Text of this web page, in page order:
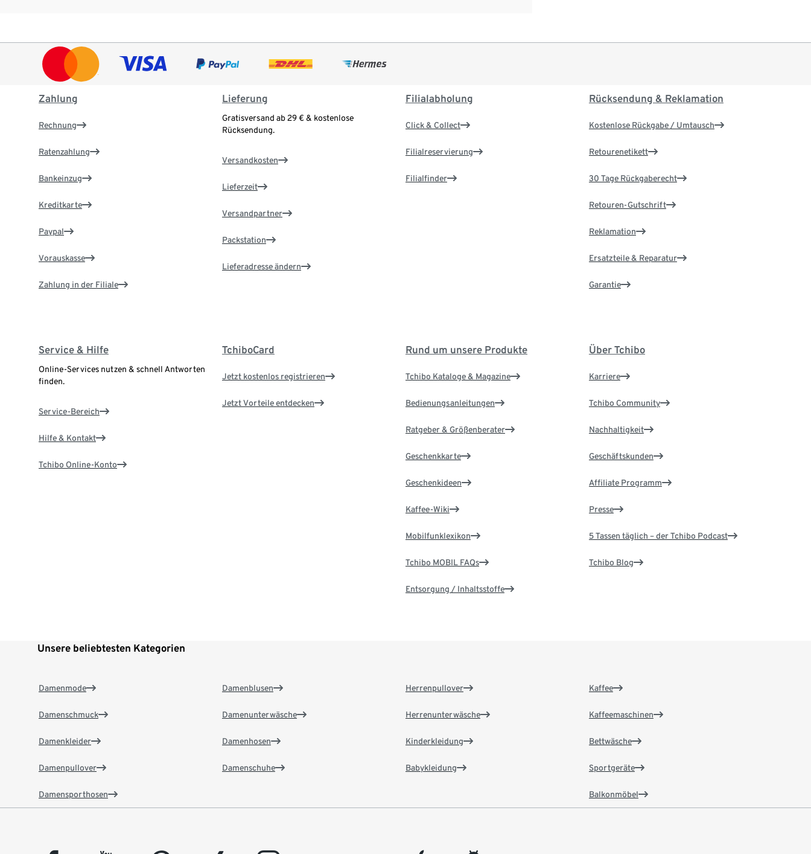
Zahlung
Rechnung
Ratenzahlung
Bankeinzug
Kreditkarte
Paypal
Vorauskasse
Zahlung in der Filiale
Lieferung
Gratisversand ab 29 € & kostenlose
Rücksendung.
Versandkosten
Lieferzeit
Versandpartner
Packstation
Lieferadresse ändern
Filialabholung
Click & Collect
Filialreservierung
Filialfinder
Rücksendung & Reklamation
Kostenlose Rückgabe / Umtausch
Retourenetikett
30 Tage Rückgaberecht
Retouren-Gutschrift
Reklamation
Ersatzteile & Reparatur
Garantie
Service & Hilfe
Online-Services nutzen & schnell Antworten
finden.
Service-Bereich
Hilfe & Kontakt
Tchibo Online-Konto
TchiboCard
Jetzt kostenlos registrieren
Jetzt Vorteile entdecken
Rund um unsere Produkte
Tchibo Kataloge & Magazine
Bedienungsanleitungen
Ratgeber & Größenberater
Geschenkkarte
Geschenkideen
Kaffee-Wiki
Mobilfunklexikon
Tchibo MOBIL FAQs
Entsorgung / Inhaltsstoffe
Über Tchibo
Karriere
Tchibo Community
Nachhaltigkeit
Geschäftskunden
Affiliate Programm
Presse
5 Tassen täglich – der Tchibo Podcast
Tchibo Blog
Unsere beliebtesten Kategorien
Damenmode
Damenschmuck
Damenkleider
Damenpullover
Damensporthosen
Damenblusen
Damenunterwäsche
Damenhosen
Damenschuhe
Herrenpullover
Herrenunterwäsche
Kinderkleidung
Babykleidung
Kaffee
Kaffeemaschinen
Bettwäsche
Sportgeräte
Balkonmöbel